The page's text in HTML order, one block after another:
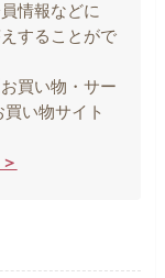
情報などに
することがで
買い物・サー
い物サイト